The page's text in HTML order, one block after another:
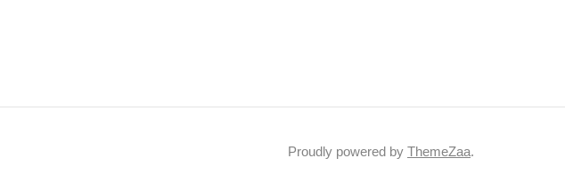
Proudly powered by ThemeZaa.